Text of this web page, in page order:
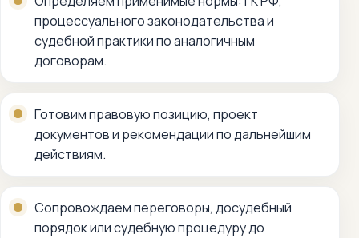
процессуального законодательства и
судебной практики по аналогичным
договорам.
Готовим правовую позицию, проект
документов и рекомендации по дальнейшим
действиям.
Сопровождаем переговоры, досудебный
порядок или судебную процедуру до